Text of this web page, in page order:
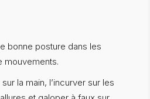
bonne posture dans les
mouvements.
la main, l’incurver sur les